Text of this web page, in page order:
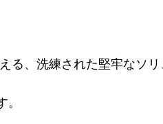
る、洗練された堅牢なソリ